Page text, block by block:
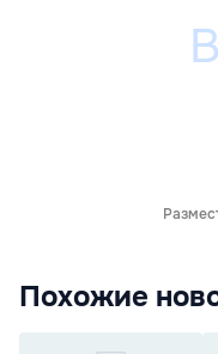
Похожие